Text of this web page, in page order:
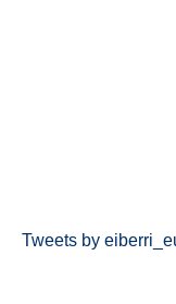
Tweets by